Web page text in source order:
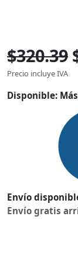
$320.39
Precio incluye IVA
Disponible:
Envío
Envío gratis